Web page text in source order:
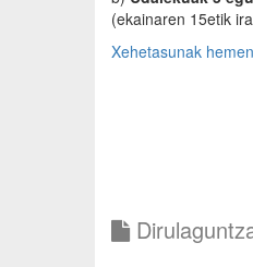
(ekainaren 15etik
Xehetasunak